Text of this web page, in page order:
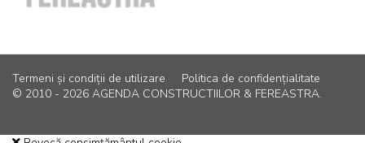
Termeni și condiții de utilizare
Politica de confidențialitate
© 2010 - 2026 AGENDA CONSTRUCTIILOR & FEREASTRA.